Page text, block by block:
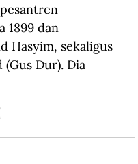
1899 dan
Hasyim, sekaligus
Dur). Dia